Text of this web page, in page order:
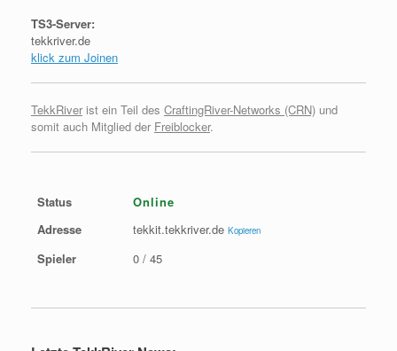
TS3-Server:
tekkriver.de
klick zum Joinen
TekkRiver ist ein Teil des CraftingRiver-Networks (CRN) und
somit auch Mitglied der Freiblocker.
Status
Online
Adresse
tekkit.tekkriver.de Kopieren
Spieler 0 / 45